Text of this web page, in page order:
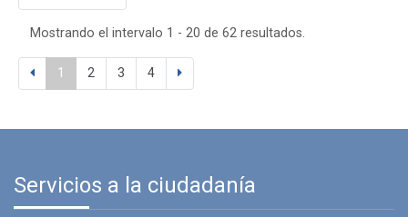
Mostrando el intervalo 1 - 20 de 62 resultados.
1 2 3 4
Servicios a la ciudadanía